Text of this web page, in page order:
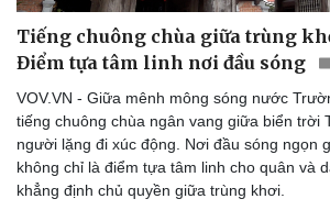
Tiếng chuông chùa giữa trùng
Điểm tựa tâm linh nơi đầu sóng
VOV.VN - Giữa mênh mông sóng nước
tiếng chuông chùa ngân vang giữa biển trời
người lặng đi xúc động. Nơi đầu sóng ngọn
không chỉ là điểm tựa tâm linh cho quân và
khẳng định chủ quyền giữa trùng khơi.